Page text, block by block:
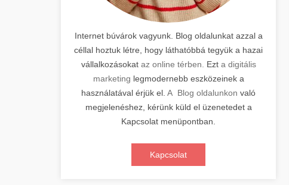
Internet búvárok vagyunk. Blog oldalunkat azzal a
céllal hoztuk létre, hogy láthatóbbá tegyük a hazai
vállalkozásokat az online térben. Ezt a digitális
marketing legmodernebb eszközeinek a
használatával érjük el. A Blog oldalunkon való
megjelenéshez, kérünk küld el üzenetedet a
Kapcsolat menüpontban.
Kapcsolat